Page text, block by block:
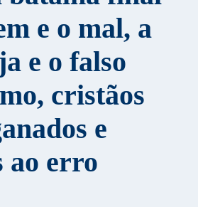
e o mal, a
e o falso
cristãos
e
ao erro